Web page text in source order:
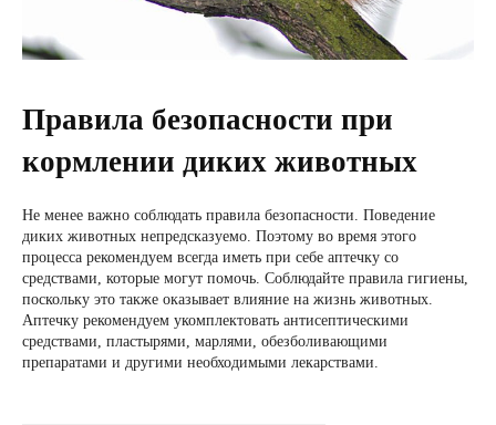
Правила безопасности при
кормлении диких животных
Не менее важно соблюдать правила безопасности. Поведение
диких животных непредсказуемо. Поэтому во время этого
процесса рекомендуем всегда иметь при себе аптечку со
средствами, которые могут помочь. Соблюдайте правила гигиены,
поскольку это также оказывает влияние на жизнь животных.
Аптечку рекомендуем укомплектовать антисептическими
средствами, пластырями, марлями, обезболивающими
препаратами и другими необходимыми лекарствами.